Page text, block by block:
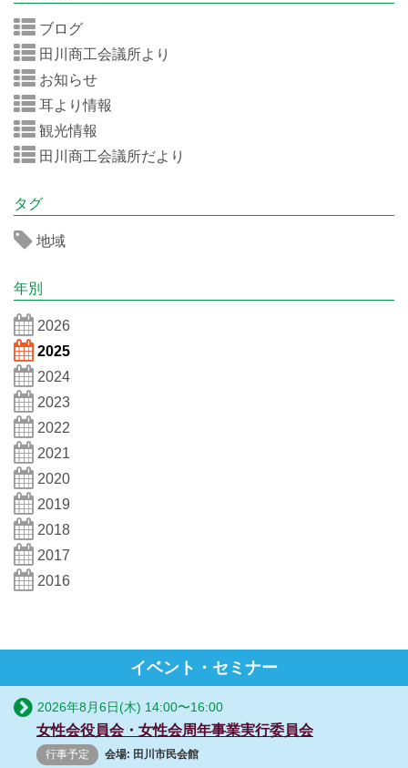
ブログ
田川商工会議所より
お知らせ
耳より情報
観光情報
田川商工会議所だより
タグ
地域
年別
2026
2025
2024
2023
2022
2021
2020
2019
2018
2017
2016
イベント・セミナー
2026年8月6日(木) 14:00〜16:00
女性会役員会・女性会周年事業実行委員会
行事予定 会場: 田川市民会館